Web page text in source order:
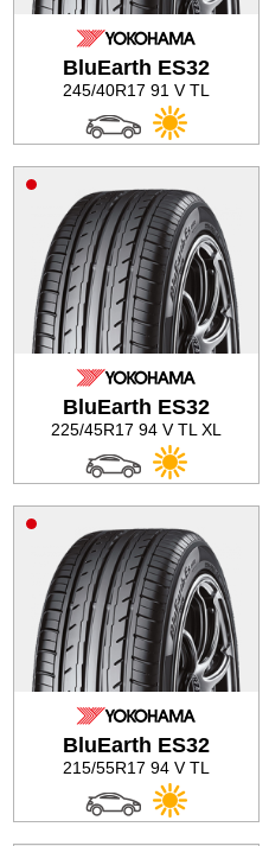
Баланс на автомобилните гуми
BluEarth ES32
245/40R17 91 V TL
BluEarth ES32
225/45R17 94 V TL XL
BluEarth ES32
215/55R17 94 V TL